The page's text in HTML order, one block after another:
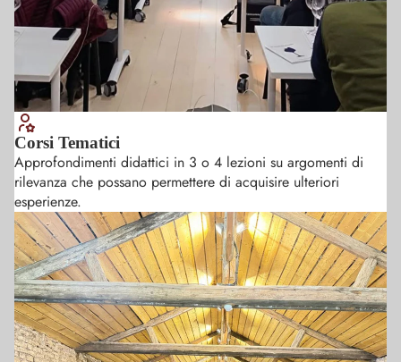
Corsi Tematici
Approfondimenti didattici in 3 o 4 lezioni su argomenti di
rilevanza che possano permettere di acquisire ulteriori
esperienze.